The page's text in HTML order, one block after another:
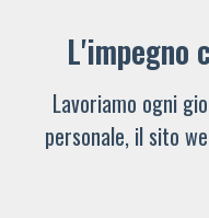
L'impegno
Lavoriamo ogni
personale, il sito